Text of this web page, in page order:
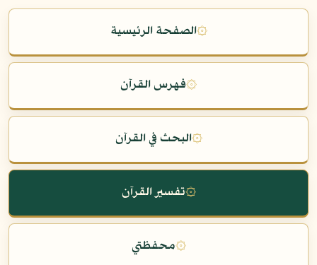
۞الصفحة الرئيسية
۞فهرس القرآن
۞البحث في القرآن
۞تفسير القرآن
۞محفظتي